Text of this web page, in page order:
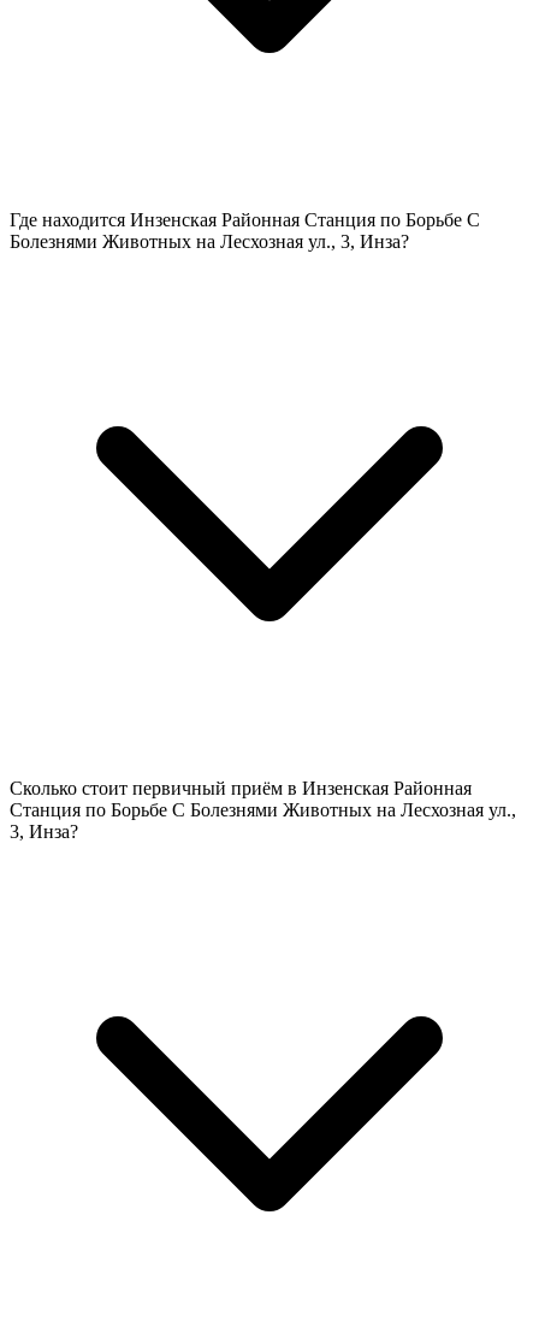
Где находится Инзенская Районная Станция по Борьбе С
Болезнями Животных на Лесхозная ул., 3, Инза?
Сколько стоит первичный приём в Инзенская Районная
Станция по Борьбе С Болезнями Животных на Лесхозная ул.,
3, Инза?